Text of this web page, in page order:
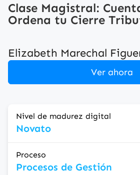
Clase Magistral:
Ordena tu Cierre
Elizabeth Marechal
Ver ahora
Nivel de madurez digital
Novato
Proceso
Procesos de Gestión